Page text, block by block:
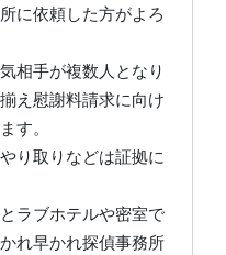
に依頼した方がよろ
相手が複数人となり
え慰謝料請求に向け
す。
り取りなどは証拠に
ラブホテルや密室で
れ早かれ探偵事務所